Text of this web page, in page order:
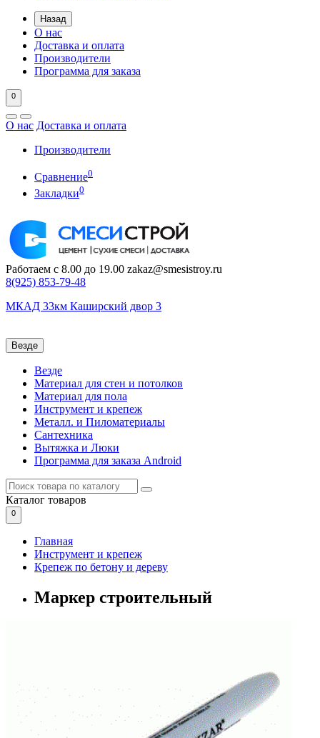
Назад
О нас
Доставка и оплата
Производители
Программа для заказа
0
О нас Доставка и оплата
Производители
Сравнение0
Закладки0
Работаем с 8.00 до 19.00 zakaz@smesistroy.ru
8(925) 853-79-48
МКАД 33км Каширский двор 3
Везде
Везде
Материал для стен и потолков
Материал для пола
Инструмент и крепеж
Металл. и Пиломатериалы
Сантехника
Вытяжка и Люки
Программа для заказа Android
Каталог товаров
0
Главная
Инструмент и крепеж
Крепеж по бетону и дереву
Маркер строительный